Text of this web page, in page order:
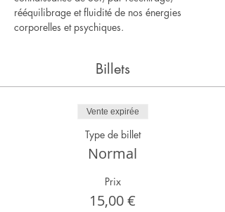
rééquilibrage et fluidité de nos énergies
corporelles et psychiques.
Billets
Vente expirée
Type de billet
Normal
Prix
15,00 €